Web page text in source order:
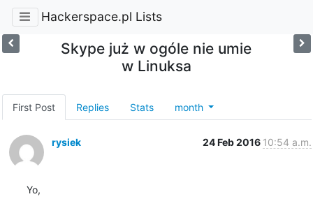
Hackerspace.pl Lists
Skype już w ogóle nie umie
w Linuksa
First Post Replies Stats month
rysiek 24 Feb 2016 10:54 a.m.
Yo,